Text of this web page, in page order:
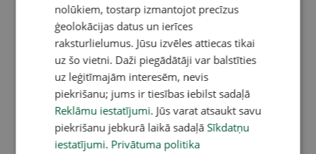
nolūkiem, tostarp izmantojot precīzus
ģeolokācijas datus un ierīces
raksturlielumus. Jūsu izvēles attiecas tikai
uz šo vietni. Daži piegādātāji var balstīties
uz leģitīmajām interesēm, nevis
piekrišanu; jums ir tiesības iebilst sadaļā
Reklāmu iestatījumi. Jūs varat atsaukt savu
piekrišanu jebkurā laikā sadaļā Sīkdatņu
iestatījumi. Privātuma politika